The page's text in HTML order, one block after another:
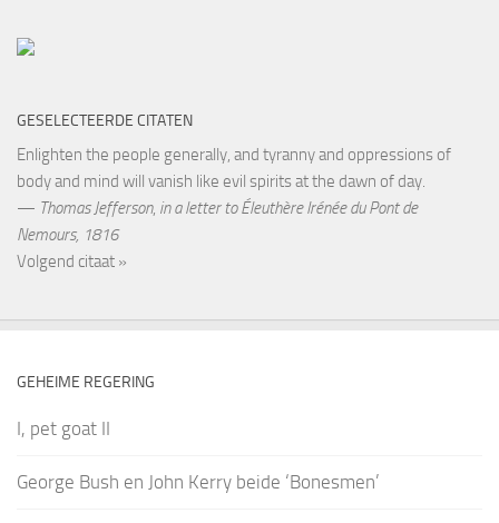
GESELECTEERDE CITATEN
Enlighten the people generally, and tyranny and oppressions of
body and mind will vanish like evil spirits at the dawn of day.
— Thomas Jefferson, in a letter to Éleuthère Irénée du Pont de
Nemours, 1816
Volgend citaat »
GEHEIME REGERING
I, pet goat II
George Bush en John Kerry beide ‘Bonesmen’